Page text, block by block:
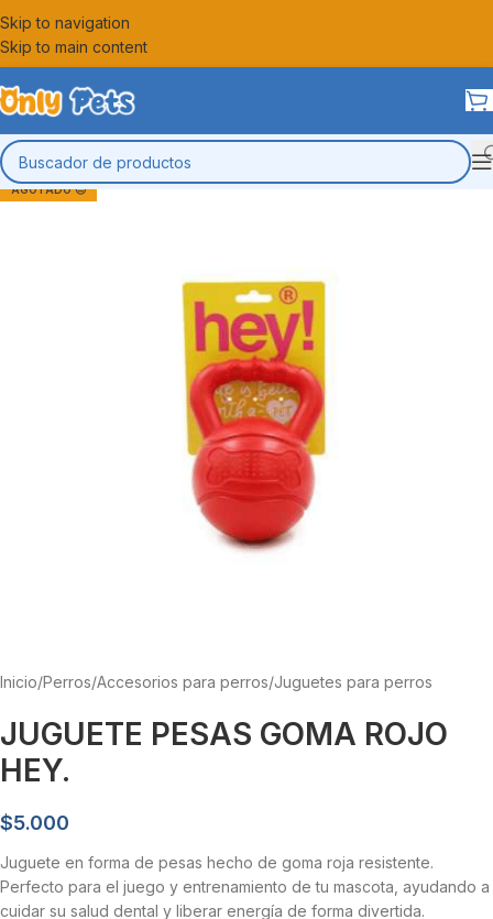
Skip to navigation
Skip to main content
AGOTADO 😔
Inicio/Perros/Accesorios para perros/Juguetes para perros
JUGUETE PESAS GOMA ROJO
HEY.
$5.000
Juguete en forma de pesas hecho de goma roja resistente.
Perfecto para el juego y entrenamiento de tu mascota, ayudando a
cuidar su salud dental y liberar energía de forma divertida.